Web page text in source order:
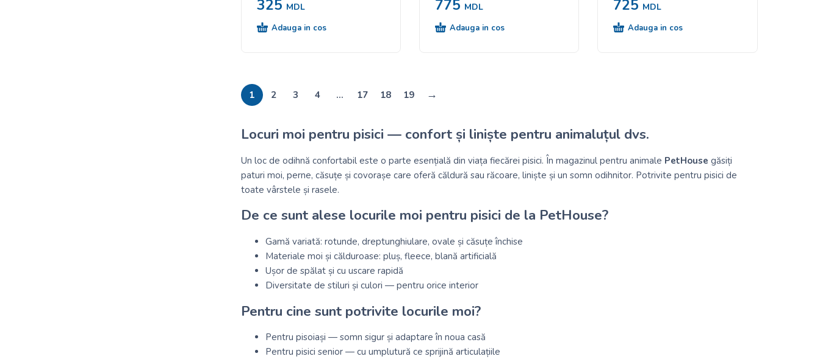
325 MDL
Adauga in cos
775 MDL
Adauga in cos
725 MDL
Adauga in cos
1 2 3 4 … 17 18 19 →
Locuri moi pentru pisici — confort și liniște pentru animaluțul dvs.
Un loc de odihnă confortabil este o parte esențială din viața fiecărei pisici. În magazinul pentru animale PetHouse găsiți
paturi moi, perne, căsuțe și covorașe care oferă căldură sau răcoare, liniște și un somn odihnitor. Potrivite pentru pisici de
toate vârstele și rasele.
De ce sunt alese locurile moi pentru pisici de la PetHouse?
Gamă variată: rotunde, dreptunghiulare, ovale și căsuțe închise
Materiale moi și călduroase: pluș, fleece, blană artificială
Ușor de spălat și cu uscare rapidă
Diversitate de stiluri și culori — pentru orice interior
Pentru cine sunt potrivite locurile moi?
Pentru pisoiași — somn sigur și adaptare în noua casă
Pentru pisici senior — cu umplutură ce sprijină articulațiile